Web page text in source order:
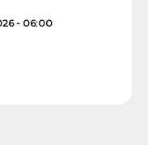
- 06:00